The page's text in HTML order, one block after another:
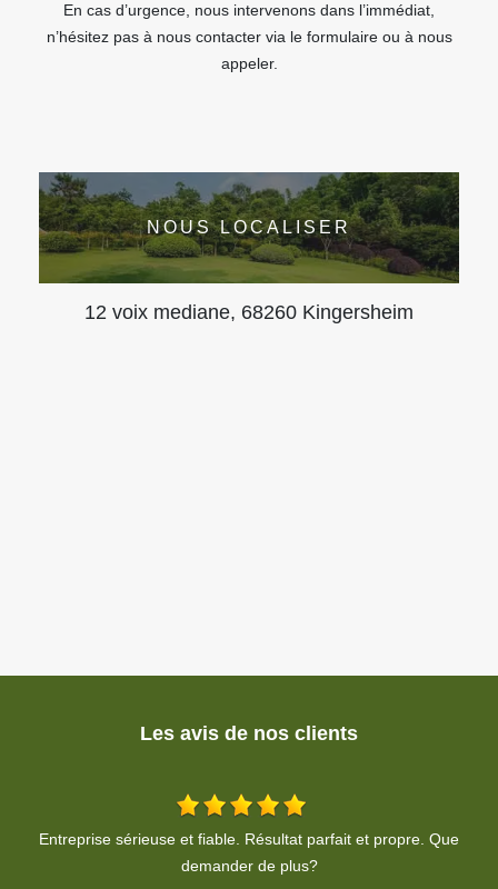
En cas d’urgence, nous intervenons dans l’immédiat,
n’hésitez pas à nous contacter via le formulaire ou à nous
appeler.
NOUS LOCALISER
12 voix mediane, 68260 Kingersheim
Les avis de nos clients
De Sandy Lama